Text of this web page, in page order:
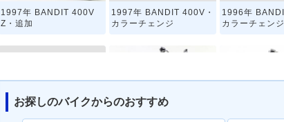
1997年 BANDIT 400V
Z・追加
1997年 BANDIT 400V・
カラーチェンジ
1996年
カラーチェンジ
お探しのバイクからのおすすめ